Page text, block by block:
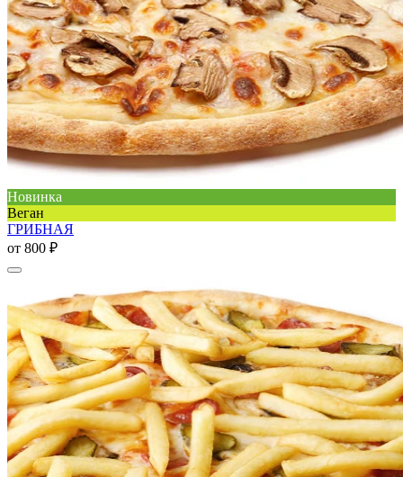
Новинка
Веган
ГРИБНАЯ
от 800 ₽